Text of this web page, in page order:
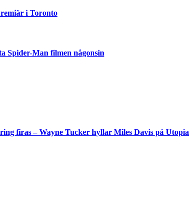
i Toronto
Spider-Man filmen någonsin
firas – Wayne Tucker hyllar Miles Davis på Utopia